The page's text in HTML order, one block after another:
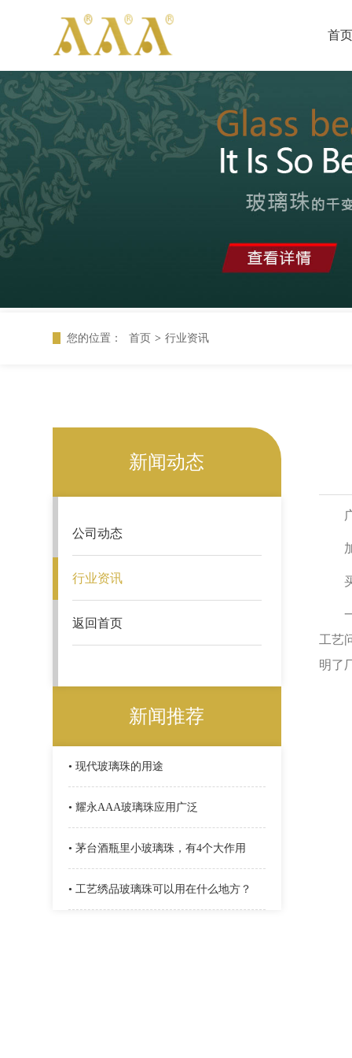
首页
您的位置： 首页 > 行业资讯
新闻动态
公司动态
行业资讯
返回首页
新闻推荐
• 现代玻璃珠的用途
• 耀永AAA玻璃珠应用广泛
• 茅台酒瓶里小玻璃珠，有4个大作用
• 工艺绣品玻璃珠可以用在什么地方？
广
加
买
一
工艺
明了